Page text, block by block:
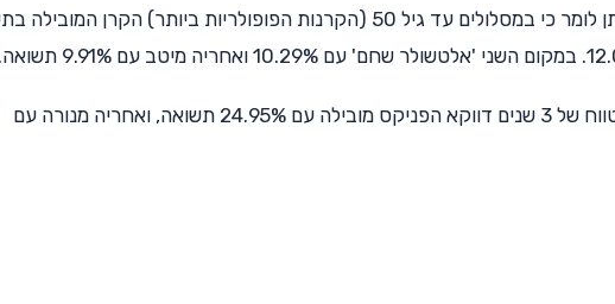
עם זאת, במבט כללי על כל שנת 2023 ניתן לומר כי במסלולים עד גיל 50 (הקרנות הפופולריות ביותר) הקרן
כאשר צוללים פנימה התמונה מתהפכת. בטווח של 3 שנים דווקא הפניקס מובילה עם 24.95% תשואה, ואחריה מנורה עם